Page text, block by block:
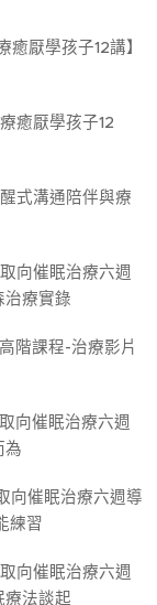
厭學孩子12講】
癒厭學孩子12
式溝通陪伴與療
向催眠治療六週
治療實錄
階課程-治療影片
向催眠治療六週
為
向催眠治療六週導
練習
向催眠治療六週
療法談起